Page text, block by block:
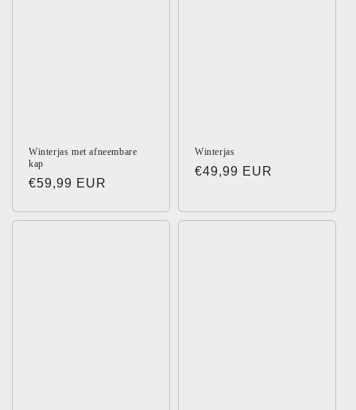
Winterjas met afneembare
kap
Normale
€59,99 EUR
Winterjas
Normale
€49,99 EUR